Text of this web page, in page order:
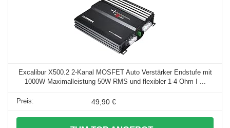
Excalibur X500.2 2-Kanal MOSFET Auto Verstärker Endstufe mit
1000W Maximalleistung 50W RMS und flexibler 1-4 Ohm I ...
49,90 €